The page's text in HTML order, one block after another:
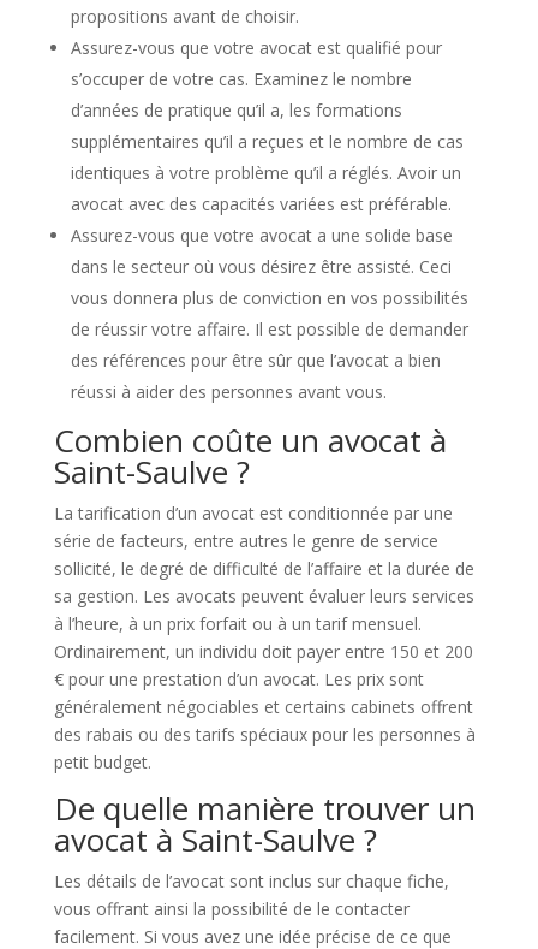
propositions avant de choisir.
Assurez-vous que votre avocat est qualifié pour
s’occuper de votre cas. Examinez le nombre
d’années de pratique qu’il a, les formations
supplémentaires qu’il a reçues et le nombre de cas
identiques à votre problème qu’il a réglés. Avoir un
avocat avec des capacités variées est préférable.
Assurez-vous que votre avocat a une solide base
dans le secteur où vous désirez être assisté. Ceci
vous donnera plus de conviction en vos possibilités
de réussir votre affaire. Il est possible de demander
des références pour être sûr que l’avocat a bien
réussi à aider des personnes avant vous.
Combien coûte un avocat à
Saint-Saulve ?
La tarification d’un avocat est conditionnée par une
série de facteurs, entre autres le genre de service
sollicité, le degré de difficulté de l’affaire et la durée de
sa gestion. Les avocats peuvent évaluer leurs services
à l’heure, à un prix forfait ou à un tarif mensuel.
Ordinairement, un individu doit payer entre 150 et 200
€ pour une prestation d’un avocat. Les prix sont
généralement négociables et certains cabinets offrent
des rabais ou des tarifs spéciaux pour les personnes à
petit budget.
De quelle manière trouver un
avocat à Saint-Saulve ?
Les détails de l’avocat sont inclus sur chaque fiche,
vous offrant ainsi la possibilité de le contacter
facilement. Si vous avez une idée précise de ce que